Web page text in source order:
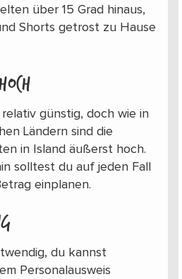
über 15 Grad hinaus,
Shorts getrost zu Hause
günstig, doch wie in
Ländern sind die
in Island äußerst hoch.
solltest du auf jeden Fall
einplanen.
du kannst
Personalausweis